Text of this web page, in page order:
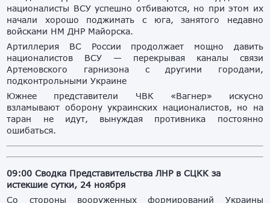
националисты ВСУ успешно отбиваются, но при этом их
начали хорошо поджимать с юга, занятого недавно
войсками НМ ДНР Майорска.
Артиллерия ВС России продолжает мощно давить
националистов ВСУ — перекрывая каналы связи
Артемовского гарнизона с другими городами,
подконтрольными Украине
Южнее представители ЧВК «Вагнер» искусно
взламывают оборону украинских националистов, но на
таран не идут, вынуждая противника постоянно
ошибаться.
09:00 Сводка Представительства ЛНР в СЦКК за
истекшие сутки, 24 ноября
Со стороны вооруженных формирований Украины